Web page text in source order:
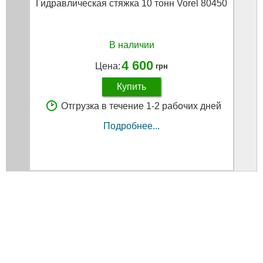
Гидравлическая стяжка 10 тонн Vorel 80450
В наличии
Цена:4 600 грн
Купить
Отгрузка в течение 1-2 рабочих дней
Подробнее...